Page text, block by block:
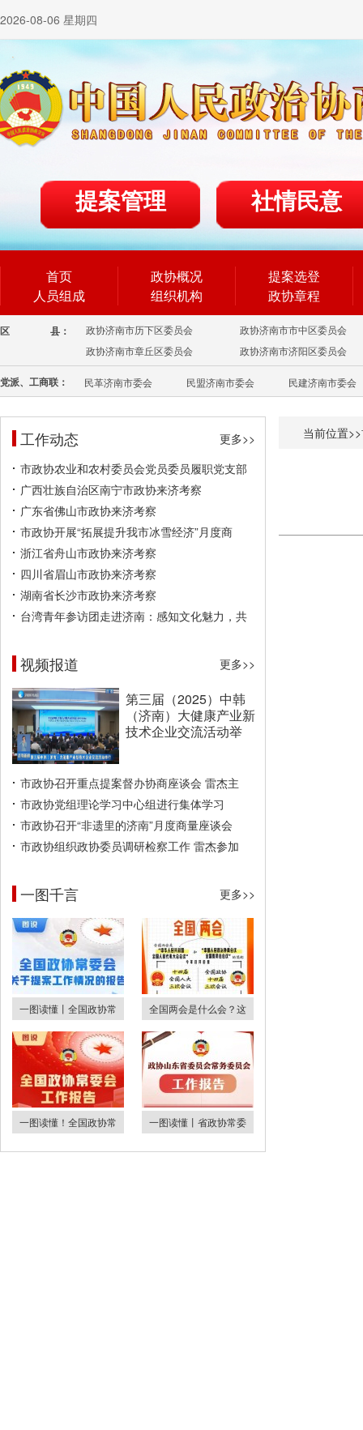
2026-08-06 星期四
提案管理 社情民意
首页
人员组成
政协概况
组织机构
提案选登
政协章程
区 县： 政协济南市历下区委员会
政协济南市市中区委员会
政协济南市章丘区委员会
政协济南市济阳区委员会
党派、工商联： 民革济南市委会 民盟济南市委会 民建济南市委会
工作动态
更多>>
市政协农业和农村委员会党员委员履职党支部
广西壮族自治区南宁市政协来济考察
广东省佛山市政协来济考察
市政协开展“拓展提升我市冰雪经济”月度商
浙江省舟山市政协来济考察
四川省眉山市政协来济考察
湖南省长沙市政协来济考察
台湾青年参访团走进济南：感知文化魅力，共
视频报道 更多>>
第三届（2025）中韩
（济南）大健康产业新
技术企业交流活动举
市政协召开重点提案督办协商座谈会 雷杰主
市政协党组理论学习中心组进行集体学习
市政协召开“非遗里的济南”月度商量座谈会
市政协组织政协委员调研检察工作 雷杰参加
一图千言 更多>>
一图读懂丨全国政协常 全国两会是什么会？这
一图读懂！全国政协常 一图读懂丨省政协常委
当前位置>>